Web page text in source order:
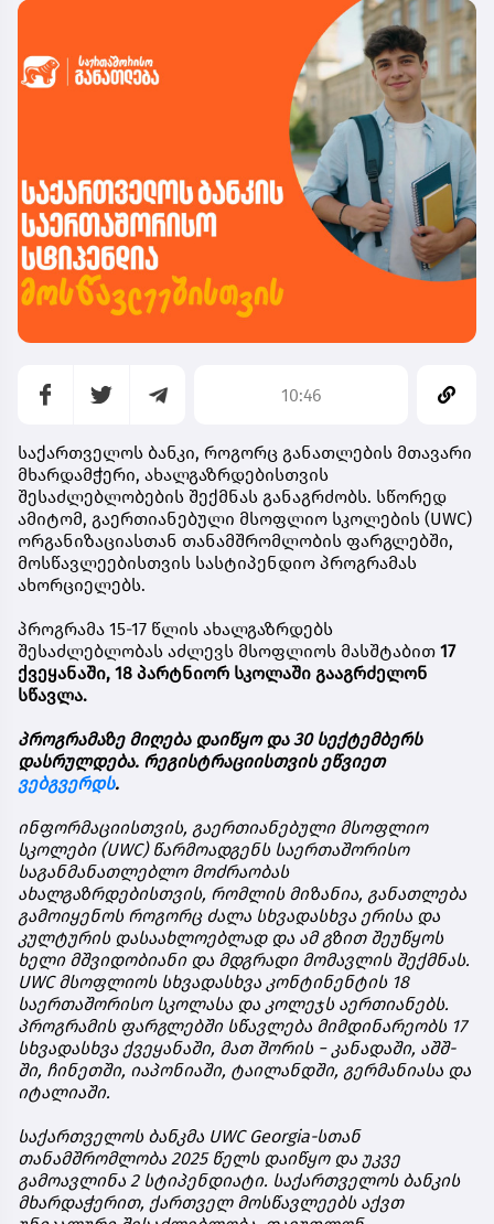
10:46
საქართველოს ბანკი, როგორც განათლების მთავარი
მხარდამჭერი, ახალგაზრდებისთვის
შესაძლებლობების შექმნას განაგრძობს. სწორედ
ამიტომ, გაერთიანებული მსოფლიო სკოლების (UWC)
ორგანიზაციასთან თანამშრომლობის ფარგლებში,
მოსწავლეებისთვის სასტიპენდიო პროგრამას
ახორციელებს.
პროგრამა 15-17 წლის ახალგაზრდებს
შესაძლებლობას აძლევს მსოფლიოს მასშტაბით 17
ქვეყანაში, 18 პარტნიორ სკოლაში გააგრძელონ
სწავლა.
პროგრამაზე მიღება დაიწყო და30 სექტემბერს
დასრულდება. რეგისტრაციისთვის ეწვიეთ
ვებგვერდს.
ინფორმაციისთვის, გაერთიანებული მსოფლიო
სკოლები(UWC) წარმოადგენს საერთაშორისო
საგანმანათლებლო მოძრაობას
ახალგაზრდებისთვის, რომლის მიზანია, განათლება
გამოიყენოს როგორც ძალა სხვადასხვა ერისა და
კულტურის დასაახლოებლად და ამ გზით შეუწყოს
ხელი მშვიდობიანი და მდგრადი მომავლის შექმნას.
UWCმსოფლიოს სხვადასხვა კონტინენტის18
საერთაშორისო სკოლასა და კოლეჯს აერთიანებს.
პროგრამის ფარგლებში სწავლება მიმდინარეობს17
სხვადასხვა ქვეყანაში, მათ შორის−კანადაში, აშშ-
ში, ჩინეთში, იაპონიაში, ტაილანდში, გერმანიასა და
იტალიაში.
საქართველოს ბანკმა UWC Georgia-სთან
თანამშრომლობა 2025 წელს დაიწყო და უკვე
გამოავლინა 2 სტიპენდიატი. საქართველოს ბანკის
მხარდაჭერით, ქართველ მოსწავლეებს აქვთ